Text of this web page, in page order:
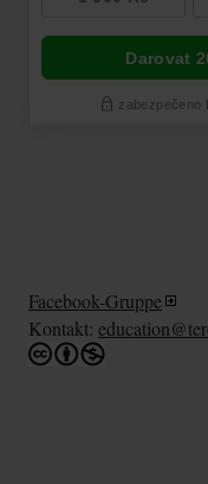
Facebook-Gruppe
Kontakt: